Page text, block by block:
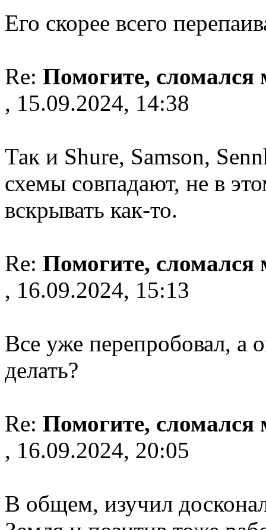
Его скорее всего
Re: Помогите,
, 15.09.2024, 14:38
Так и Shure, Samson,
схемы совпадают, не в
вскрывать как-то.
Re: Помогите,
, 16.09.2024, 15:13
Все уже перепробовал, а
делать?
Re: Помогите,
, 16.09.2024, 20:05
В общем, изучил